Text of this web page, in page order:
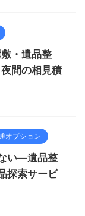
・遺品整
間の相見積
オプション
い―遺品整
探索サービ